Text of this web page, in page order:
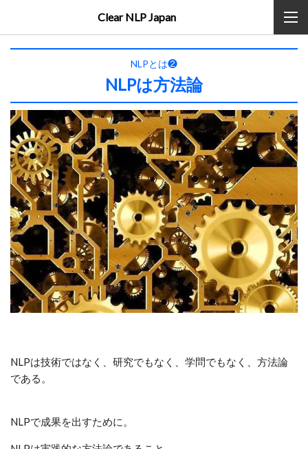
Clear NLP Japan
NLPとは❷
NLPは方法論
NLPは技術ではなく、研究でもなく、学問でもなく、方法論
である。
NLPで成果を出すために。